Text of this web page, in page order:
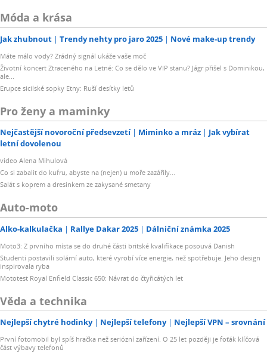
Móda a krása
Jak zhubnout Trendy nehty pro jaro 2025 Nové make-up trendy
Máte málo vody? Zrádný signál ukáže vaše moč
Životní koncert Ztraceného na Letné: Co se dělo ve VIP stanu? Jágr přišel s Dominikou,
ale...
Erupce sicilské sopky Etny: Ruší desítky letů
Pro ženy a maminky
Nejčastější novoroční předsevzetí Miminko a mráz
Jak vybírat
letní dovolenou
video Alena Mihulová
Co si zabalit do kufru, abyste na (nejen) u moře zazářily...
Salát s koprem a dresinkem ze zakysané smetany
Auto-moto
Alko-kalkulačka Rallye Dakar 2025 Dálniční známka 2025
Moto3: Z prvního místa se do druhé části britské kvalifikace posouvá Danish
Studenti postavili solární auto, které vyrobí více energie, než spotřebuje. Jeho design
inspirovala ryba
Mototest Royal Enfield Classic 650: Návrat do čtyřicátých let
Věda a technika
Nejlepší chytré hodinky Nejlepší telefony Nejlepší VPN – srovnání
První fotomobil byl spíš hračka než seriózní zařízení. O 25 let později je foťák klíčová
část výbavy telefonů